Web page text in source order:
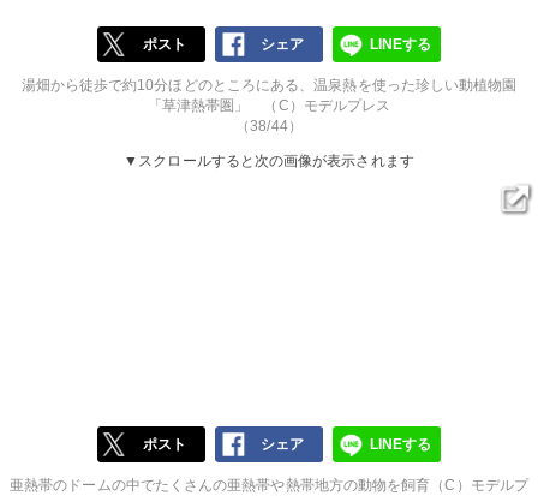
ポスト シェア LINEする
湯畑から徒歩で約10分ほどのところにある、温泉熱を使った珍しい動植物園
「草津熱帯圏」 （C）モデルプレス
（38/44）
▼スクロールすると次の画像が表示されます
ポスト シェア LINEする
亜熱帯のドームの中でたくさんの亜熱帯や熱帯地方の動物を飼育（C）モデルプ